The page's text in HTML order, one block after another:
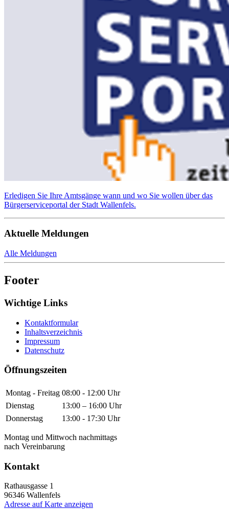
Erledigen Sie Ihre Amtsgänge wann und wo Sie wollen über das
Bürgerserviceportal der Stadt Wallenfels.
Aktuelle Meldungen
Alle Meldungen
Footer
Wichtige Links
Kontaktformular
Inhaltsverzeichnis
Impressum
Datenschutz
Öffnungszeiten
Montag - Freitag 08:00 - 12:00 Uhr
Dienstag
13:00 – 16:00 Uhr
Donnerstag
13:00 - 17:30 Uhr
Montag und Mittwoch nachmittags
nach Vereinbarung
Kontakt
Rathausgasse 1
96346 Wallenfels
Adresse auf Karte anzeigen